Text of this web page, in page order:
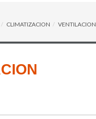
CLIMATIZACION VENTILACION